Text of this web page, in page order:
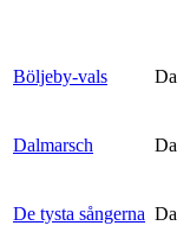
Böljeby-vals
Dalmarsch
De tysta sångerna